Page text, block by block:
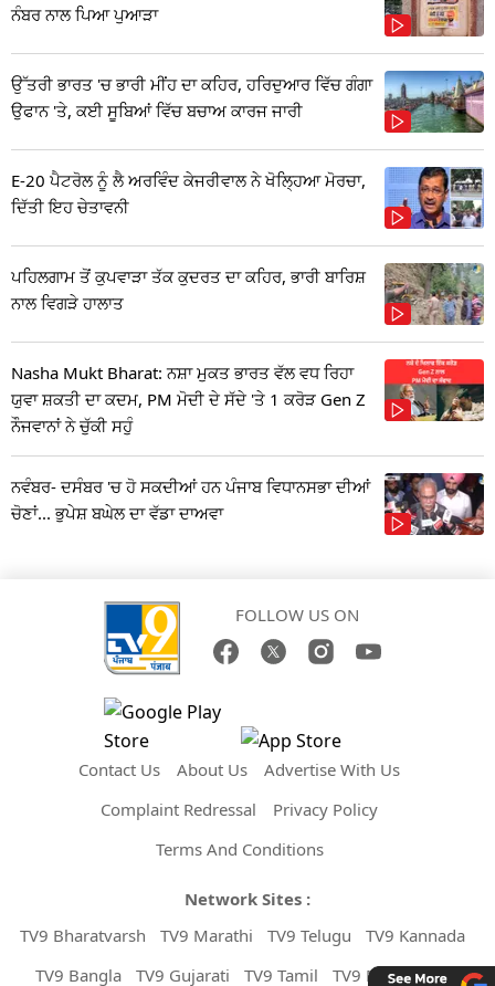
ਨੰਬਰ ਨਾਲ ਪਿਆ ਪੁਆੜਾ
ਉੱਤਰੀ ਭਾਰਤ 'ਚ ਭਾਰੀ ਮੀਂਹ ਦਾ ਕਹਿਰ, ਹਰਿਦੁਆਰ ਵਿੱਚ ਗੰਗਾ
ਉਫਾਨ 'ਤੇ, ਕਈ ਸੂਬਿਆਂ ਵਿੱਚ ਬਚਾਅ ਕਾਰਜ ਜਾਰੀ
E-20 ਪੈਟਰੋਲ ਨੂੰ ਲੈ ਅਰਵਿੰਦ ਕੇਜਰੀਵਾਲ ਨੇ ਖੋਲ੍ਹਿਆ ਮੋਰਚਾ,
ਦਿੱਤੀ ਇਹ ਚੇਤਾਵਨੀ
ਪਹਿਲਗਾਮ ਤੋਂ ਕੁਪਵਾੜਾ ਤੱਕ ਕੁਦਰਤ ਦਾ ਕਹਿਰ, ਭਾਰੀ ਬਾਰਿਸ਼
ਨਾਲ ਵਿਗੜੇ ਹਾਲਾਤ
Nasha Mukt Bharat: ਨਸ਼ਾ ਮੁਕਤ ਭਾਰਤ ਵੱਲ ਵਧ ਰਿਹਾ
ਯੁਵਾ ਸ਼ਕਤੀ ਦਾ ਕਦਮ, PM ਮੋਦੀ ਦੇ ਸੱਦੇ 'ਤੇ 1 ਕਰੋੜ Gen Z
ਨੌਜਵਾਨਾਂ ਨੇ ਚੁੱਕੀ ਸਹੁੰ
ਨਵੰਬਰ- ਦਸੰਬਰ 'ਚ ਹੋ ਸਕਦੀਆਂ ਹਨ ਪੰਜਾਬ ਵਿਧਾਨਸਭਾ ਦੀਆਂ
ਚੋਣਾਂ... ਭੁਪੇਸ਼ ਬਘੇਲ ਦਾ ਵੱਡਾ ਦਾਅਵਾ
FOLLOW US ON
Contact Us About Us
Advertise With Us
Complaint Redressal
Privacy Policy
Terms And Conditions
Network Sites :
TV9 Bharatvarsh
TV9 Marathi TV9 Telugu
TV9 Kannada
TV9 Bangla
TV9 Gujarati TV9 Tamil TV9 Malayalam